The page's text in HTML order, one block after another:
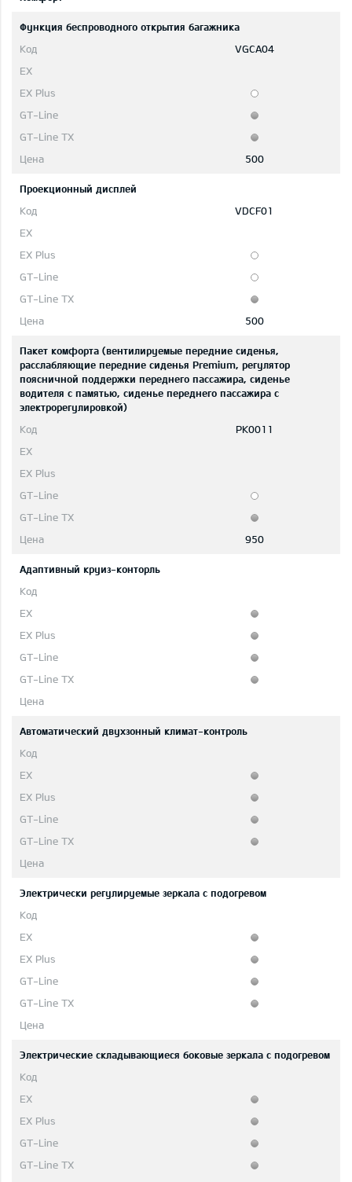
Функция беспроводного открытия багажника
VGCA04
500
Проекционный дисплей
VDCF01
500
Пакет комфорта (вентилируемые передние сиденья,
расслабляющие передние сиденья Premium, регулятор
поясничной поддержки переднего пассажира, сиденье
водителя с памятью, сиденье переднего пассажира с
электрорегулировкой)
PK0011
950
Адаптивный круиз-конторль
Автоматический двухзонный климат-контроль
Электрически регулируемые зеркала с подогревом
Электрические складывающиеся боковые зеркала с подогревом